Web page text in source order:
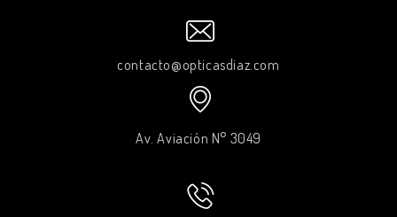
contacto@opticasdiaz.com
Av. Aviación N° 3049